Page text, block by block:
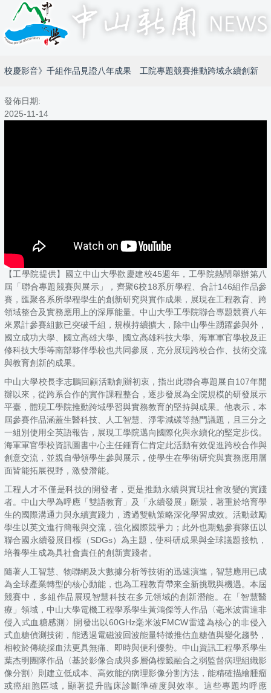
校慶影音》千組作品見證八年成果 工院專題競賽推動跨域永續創新
發佈日期:
2025-11-14
【工學院提供】國立中山大學歡慶建校45週年，工學院熱鬧舉辦第八
屆「聯合專題競賽與展示」，齊聚6校18系所學程、合計146組作品參
賽，匯聚各系所學程學生的創新研究與實作成果，展現在工程教育、跨
領域整合及實務應用上的深厚能量。中山大學工學院聯合專題競賽八年
來累計參賽組數已突破千組，規模持續擴大，除中山學生踴躍參與外，
國立成功大學、國立高雄大學、國立高雄科技大學、海軍軍官學校及正
修科技大學等南部夥伴學校也共同參展，充分展現跨校合作、技術交流
與教育創新的成果。
中山大學校長李志鵬回顧活動創辦初衷，指出此聯合專題展自107年開
辦以來，從跨系合作的實作課程整合，逐步發展為全院規模的研發展示
平臺，體現工學院推動跨域學習與實務教育的堅持與成果。他表示，本
屆參賽作品涵蓋生醫科技、人工智慧、淨零減碳等熱門議題，且三分之
一組別使用全英語報告，展現工學院邁向國際化與永續化的堅定步伐。
海軍軍官學校資訊圖書中心主任鍾育仁肯定此活動有效促進跨校合作與
創意交流，並親自帶領學生參與展示，使學生在學術研究與實務應用層
面皆能拓展視野，激發潛能。
工程人才不僅是科技的開發者，更是推動永續與實現社會改變的實踐
者。中山大學為呼應「雙語教育」及「永續發展」願景，著重於培育學
生的國際溝通力與永續實踐力，透過雙軌策略深化學習成效。活動鼓勵
學生以英文進行簡報與交流，強化國際競爭力；此外也期勉參賽隊伍以
聯合國永續發展目標（SDGs）為主題，使科研成果與全球議題接軌，
培養學生成為具社會責任的創新實踐者。
隨著人工智慧、物聯網及大數據分析等技術的迅速演進，智慧應用已成
為全球產業轉型的核心動能，也為工程教育帶來全新挑戰與機遇。本屆
競賽中，多組作品展現智慧科技在多元領域的創新潛能。在「智慧醫
療」領域，中山大學電機工程學系學生黃鴻傑等人作品〈毫米波雷達非
侵入式血糖感測〉開發出以60GHz毫米波FMCW雷達為核心的非侵入
式血糖偵測技術，能透過電磁波回波能量特徵推估血糖值與變化趨勢，
相較於傳統採血法更具無痛、即時與便利優勢。中山資訊工程學系學生
葉杰明團隊作品〈基於影像合成與多層偽標籤融合之弱監督病理組織影
像分割〉則建立低成本、高效能的病理影像分割方法，能精確描繪腫瘤
或癌細胞區域，顯著提升臨床診斷準確度與效率。這些專題均呼應